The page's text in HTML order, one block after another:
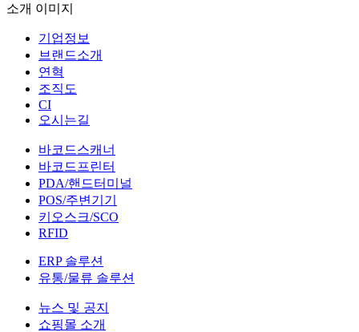
소개 이미지
기업정보
브랜드소개
연혁
조직도
CI
오시는길
바코드스캐너
바코드프린터
PDA/핸드터미널
POS/주변기기
키오스크/SCO
RFID
ERP 솔루션
유통/물류 솔루션
뉴스 및 공지
쇼핑몰 소개